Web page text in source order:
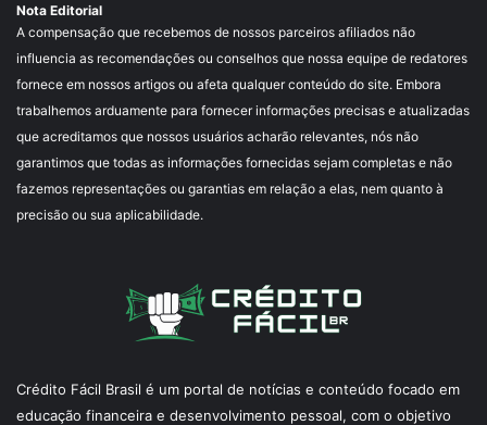
Nota Editorial
A compensação que recebemos de nossos parceiros afiliados não
influencia as recomendações ou conselhos que nossa equipe de redatores
fornece em nossos artigos ou afeta qualquer conteúdo do site. Embora
trabalhemos arduamente para fornecer informações precisas e atualizadas
que acreditamos que nossos usuários acharão relevantes, nós não
garantimos que todas as informações fornecidas sejam completas e não
fazemos representações ou garantias em relação a elas, nem quanto à
precisão ou sua aplicabilidade.
Crédito Fácil Brasil é um portal de notícias e conteúdo focado em
educação financeira e desenvolvimento pessoal, com o objetivo